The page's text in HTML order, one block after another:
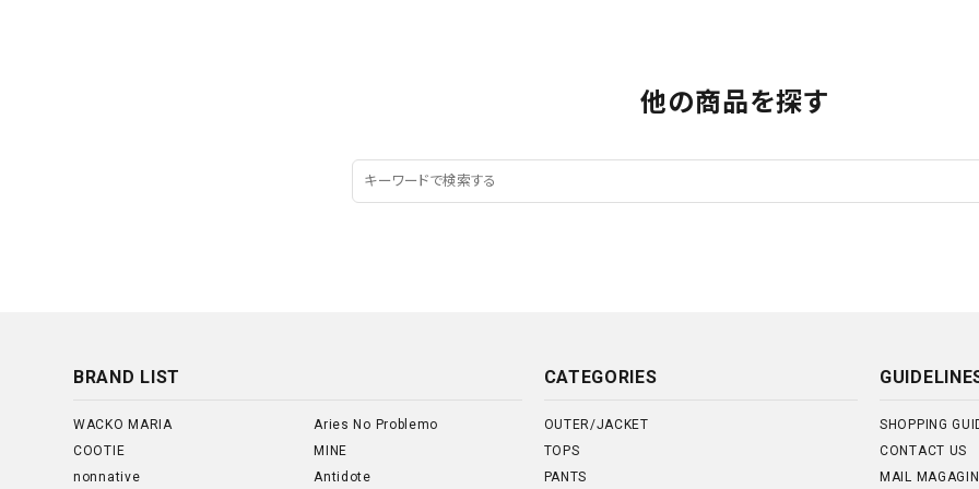
他の商品を探す
BRAND LIST
WACKO MARIA
COOTIE
nonnative
Aries No Problemo
MINE
Antidote
CATEGORIES
OUTER/JACKET
TOPS
PANTS
SHOPPING
CONTACT US
MAIL